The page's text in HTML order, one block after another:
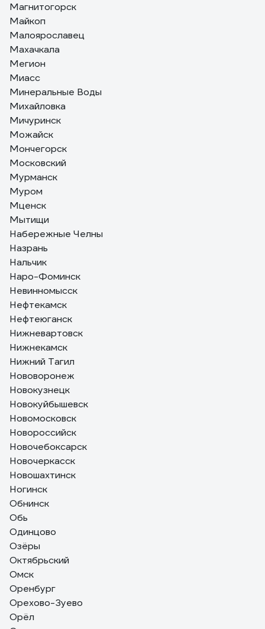
Магнитогорск
Майкоп
Малоярославец
Махачкала
Мегион
Миасс
Минеральные Воды
Михайловка
Мичуринск
Можайск
Мончегорск
Московский
Мурманск
Муром
Мценск
Мытищи
Набережные Челны
Назрань
Нальчик
Наро-Фоминск
Невинномысск
Нефтекамск
Нефтеюганск
Нижневартовск
Нижнекамск
Нижний Тагил
Нововоронеж
Новокузнецк
Новокуйбышевск
Новомосковск
Новороссийск
Новочебоксарск
Новочеркасск
Новошахтинск
Ногинск
Обнинск
Обь
Одинцово
Озёры
Октябрьский
Омск
Оренбург
Орехово-Зуево
Орёл